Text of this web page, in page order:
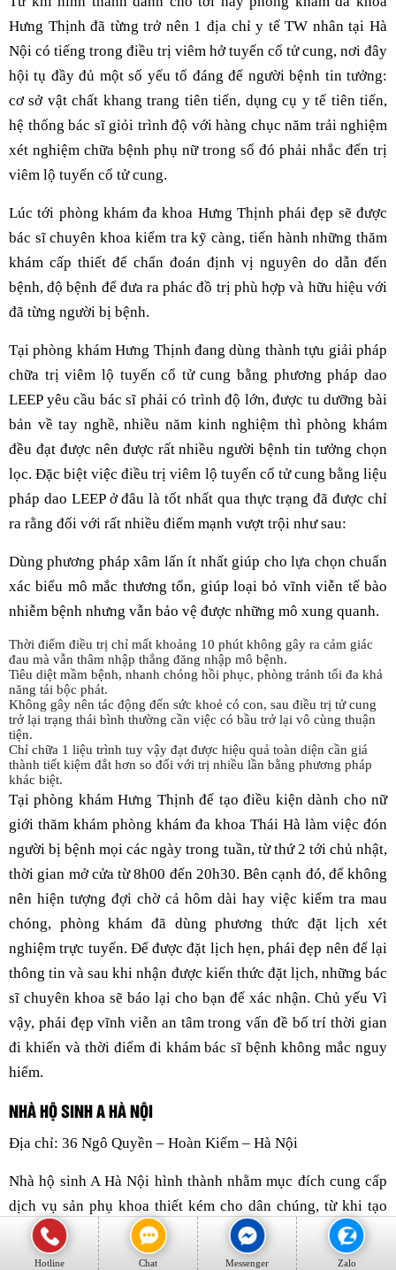
Hưng Thịnh đã từng trở nên 1 địa chỉ y tế TW nhân tại Hà
Nội có tiếng trong điều trị viêm hở tuyến cổ tử cung, nơi đây
hội tụ đầy đủ một số yếu tố đáng để người bệnh tin tưởng:
cơ sở vật chất khang trang tiên tiến, dụng cụ y tế tiên tiến,
hệ thống bác sĩ giỏi trình độ với hàng chục năm trải nghiệm
xét nghiệm chữa bệnh phụ nữ trong số đó phải nhắc đến trị
viêm lộ tuyến cổ tử cung.
Lúc tới phòng khám đa khoa Hưng Thịnh phái đẹp sẽ được
bác sĩ chuyên khoa kiểm tra kỹ càng, tiến hành những thăm
khám cấp thiết để chẩn đoán định vị nguyên do dẫn đến
bệnh, độ bệnh để đưa ra phác đồ trị phù hợp và hữu hiệu với
đã từng người bị bệnh.
Tại phòng khám Hưng Thịnh đang dùng thành tựu giải pháp
chữa trị viêm lộ tuyến cổ tử cung bằng phương pháp dao
LEEP yêu cầu bác sĩ phải có trình độ lớn, được tu dưỡng bài
bản về tay nghề, nhiều năm kinh nghiệm thì phòng khám
đều đạt được nên được rất nhiều người bệnh tin tưởng chọn
lọc. Đặc biệt việc điều trị viêm lộ tuyến cổ tử cung bằng liệu
pháp dao LEEP ở đâu là tốt nhất qua thực trạng đã được chỉ
ra rằng đối với rất nhiều điểm mạnh vượt trội như sau:
Dùng phương pháp xâm lấn ít nhất giúp cho lựa chọn chuẩn
xác biểu mô mắc thương tổn, giúp loại bỏ vĩnh viễn tế bào
nhiễm bệnh nhưng vẫn bảo vệ được những mô xung quanh.
Thời điểm điều trị chỉ mất khoảng 10 phút không gây ra cảm giác
đau mà vẫn thâm nhập thẳng đăng nhập mô bệnh.
Tiêu diệt mầm bệnh, nhanh chóng hồi phục, phòng tránh tối đa khả
năng tái bộc phát.
Không gây nên tác động đến sức khoẻ có con, sau điều trị tử cung
trở lại trạng thái bình thường cần việc có bầu trở lại vô cùng thuận
tiện.
Chỉ chữa 1 liệu trình tuy vậy đạt được hiệu quả toàn diện cần giá
thành tiết kiệm đắt hơn so đối với trị nhiều lần bằng phương pháp
khác biệt.
Tại phòng khám Hưng Thịnh để tạo điều kiện dành cho nữ
giới thăm khám phòng khám đa khoa Thái Hà làm việc đón
người bị bệnh mọi các ngày trong tuần, từ thứ 2 tới chủ nhật,
thời gian mở cửa từ 8h00 đến 20h30. Bên cạnh đó, để không
nên hiện tượng đợi chờ cả hôm dài hay việc kiểm tra mau
chóng, phòng khám đã dùng phương thức đặt lịch xét
nghiệm trực tuyến. Để được đặt lịch hẹn, phái đẹp nên để lại
thông tin và sau khi nhận được kiến thức đặt lịch, những bác
sĩ chuyên khoa sẽ báo lại cho bạn để xác nhận. Chủ yếu Vì
vậy, phái đẹp vĩnh viễn an tâm trong vấn đề bố trí thời gian
đi khiến và thời điểm đi khám bác sĩ bệnh không mắc nguy
hiểm.
NHÀ HỘ SINH A HÀ NỘI
Địa chỉ: 36 Ngô Quyền – Hoàn Kiếm – Hà Nội
Nhà hộ sinh A Hà Nội hình thành nhằm mục đích cung cấp
dịch vụ sản phụ khoa thiết kém cho dân chúng, từ khi tạo
thành nhà hộ sinh A đã giúp cho những bà mẹ, các sản phụ
được sinh nở 1 phương pháp an toàn, không nên tình huống
Hotline Chat Messenger Zalo